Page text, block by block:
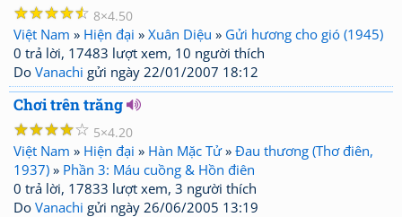
☆
☆
☆
☆
☆ 8 4.50
Việt Nam » Hiện đại » Xuân Diệu » Gửi hương cho gió (1945)
0 trả lời, 17483 lượt xem, 10 người thích
Do Vanachi gửi ngày 22/01/2007 18:12
Chơi trên trăng
☆
☆
☆
☆
☆ 5 4.20
Việt Nam » Hiện đại » Hàn Mặc Tử» Đau thương (Thơ điên,
1937) » Phần 3: Máu cuồng & Hồn điên
0 trả lời, 17833 lượt xem, 3 người thích
Do Vanachi gửi ngày 26/06/2005 13:19